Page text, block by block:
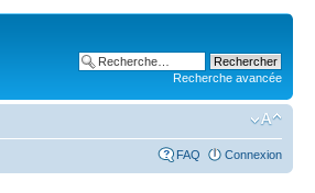
Recherche avancée
FAQ Connexion